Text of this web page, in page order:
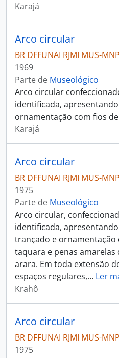
Karajá
Arco circular
BR DFFUNAI RJMI MUS-
1969
Parte de Museológico
Arco circular
identificada,
ornamentação com fios
Karajá
Arco circular
BR DFFUNAI RJMI MUS-
1975
Parte de Museológico
Arco circular,
identificada,
trançado e ornamentação
taquara e penas amarelas
arara. Em toda extensão
espaços regulares,… Ler
Krahô
Arco circular
BR DFFUNAI RJMI MUS-
1975